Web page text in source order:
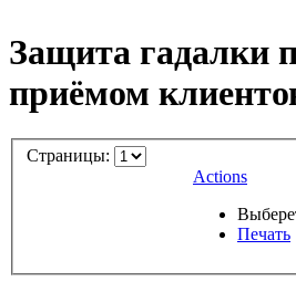
Защита гадалки
приёмом
Страницы:
Actions
Печать